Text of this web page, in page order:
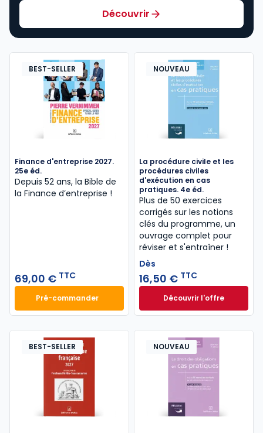
Découvrir
BEST-SELLER
Finance d'entreprise 2027.
25e éd.
Depuis 52 ans, la Bible de
la Finance d’entreprise​ !
69,00 € TTC
Pré-commanderFinance d'entreprise 2027. 25e éd. à 69,00 € TTC
NOUVEAU
La procédure civile et les
procédures civiles
d'exécution en cas
pratiques. 4e éd.
Plus de 50 exercices
corrigés sur les notions
clés du programme, un
ouvrage complet pour
réviser et s'entraîner !
Dès
16,50 € TTC
Découvrir l'offre
La procédure
Dès
BEST-SELLER NOUVEAU